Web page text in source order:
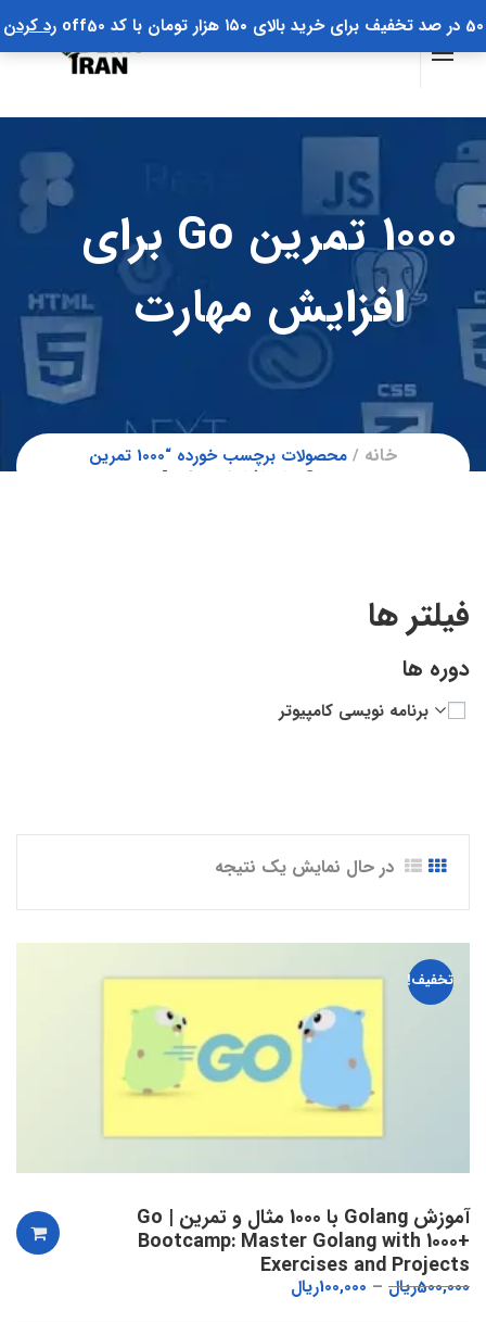
50 در صد تخفیف برای خرید بالای ۱۵۰ هزار تومان با کد off50 رد کردن
1000 تمرین Go برای
افزایش مهارت
خانه
محصولات برچسب خورده “1000 تمرین
Go برای افزایش مهارت”
در حال نمایش یک نتیجه
تخفیف!
آموزش Golang با 1000 مثال و تمرین | Go
Bootcamp: Master Golang with 1000+
Exercises and Projects
500,000ریال 100,000ریال
فیلتر ها
دوره ها
برنامه نویسی کامپیوتر